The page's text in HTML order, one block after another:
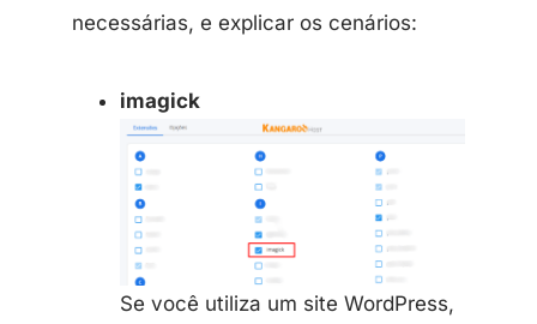
necessárias, e explicar os cenários:
imagick
Se você utiliza um site WordPress,